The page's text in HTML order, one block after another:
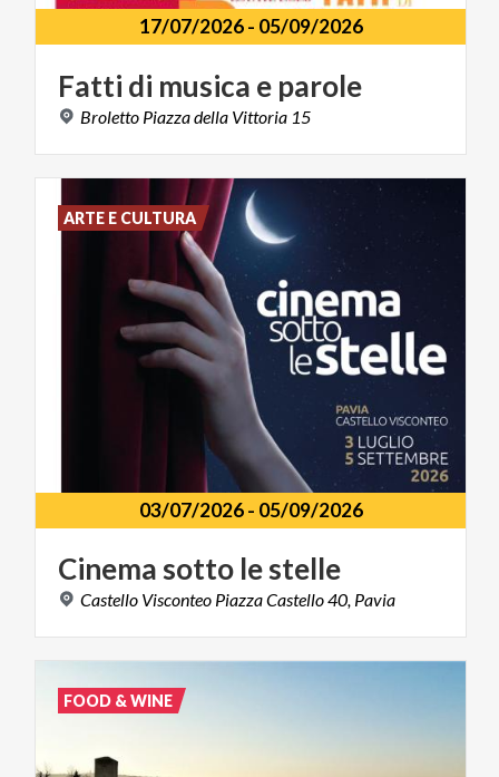
17/07/2026- 05/09/2026
Fatti di musica e parole
Broletto Piazzadella Vittoria 15
03/07/2026- 05/09/2026
Cinema sotto lestelle
Castello Visconteo PiazzaCastello40, Pavia
ARTE E CULTURA
FOOD & WINE